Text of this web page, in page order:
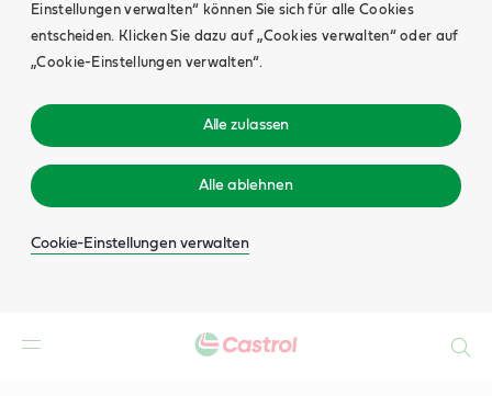
Einstellungen verwalten“ können Sie sich für alle Cookies
entscheiden. Klicken Sie dazu auf „Cookies verwalten“ oder auf
„Cookie-Einstellungen verwalten“.
Alle zulassen
Alle ablehnen
Cookie-Einstellungen verwalten